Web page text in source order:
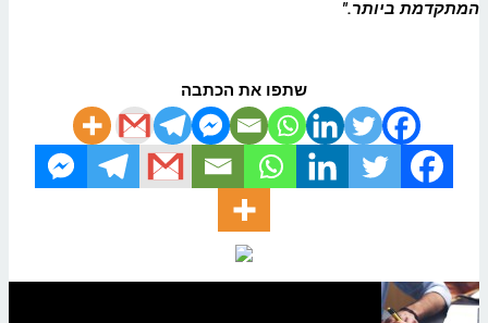
המתקדמת ביותר."
שתפו את הכתבה